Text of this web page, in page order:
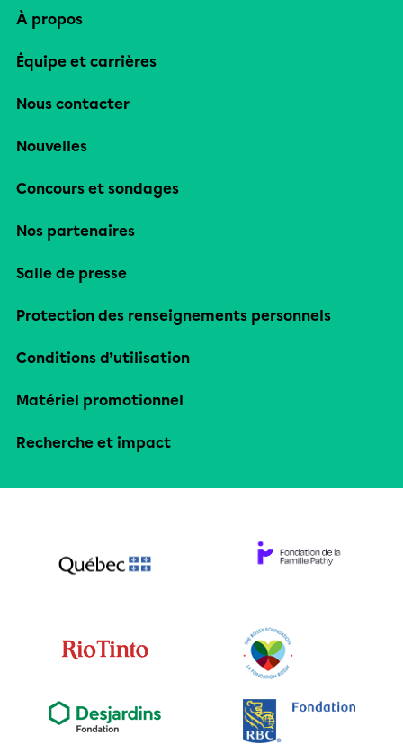
À propos
Équipe et carrières
Nous contacter
Nouvelles
Concours et sondages
Nos partenaires
Salle de presse
Protection des renseignements personnels
Conditions d’utilisation
Matériel promotionnel
Recherche et impact